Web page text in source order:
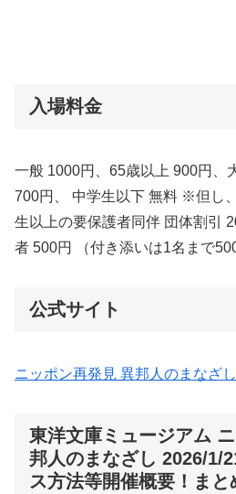
入場料金
一般 1000円、65歳以上 900円、
700円、 中学生以下 無料 ※但し
生以上の要保護者同伴 団体割引
者 500円 （付き添いは1名まで500
公式サイト
ニッポン再発見 異邦人のまなざし
東洋文庫ミュージアム
邦人のまなざし 2026/1/
ス方法等開催概要！まと